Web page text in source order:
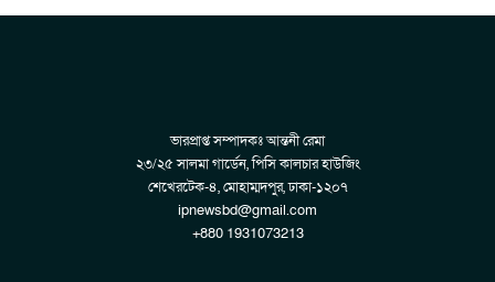
ভারপ্রাপ্ত সম্পাদকঃ আন্তনী রেমা
২৩/২৫ সালমা গার্ডেন, পিসি কালচার হাউজিং
শেখেরটেক-৪, মোহাম্মদপুর, ঢাকা-১২০৭
ipnewsbd@gmail.com
+880 1931073213